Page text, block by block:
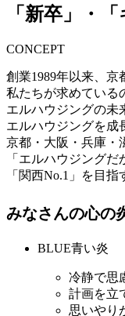
「新卒」・
CONCEPT
創業1989年以来、京
私たちが求めている
エルハウジングの未
エルハウジングを成
京都・大阪・兵庫・
「エルハウジング
「関西No.1」を目
みなさんの心の
BLUE青い炎
冷静で思
計画を立
思いやり